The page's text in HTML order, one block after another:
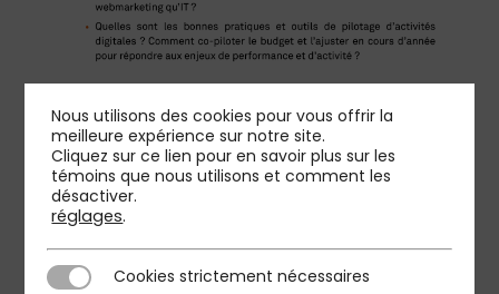
Nous utilisons des cookies pour vous offrir la
meilleure expérience sur notre site.
Cliquez sur ce lien pour en savoir plus sur les
témoins que nous utilisons et comment les
désactiver.
réglages.
Cookies strictement nécessaires
Cookies strictement nécessaires